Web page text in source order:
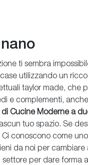
ti sembra
utilizzando un
taylor made, che
e complementi,
Cucine Moderne a
tuo spazio. Se
conoscono come
da noi per
per dare forma